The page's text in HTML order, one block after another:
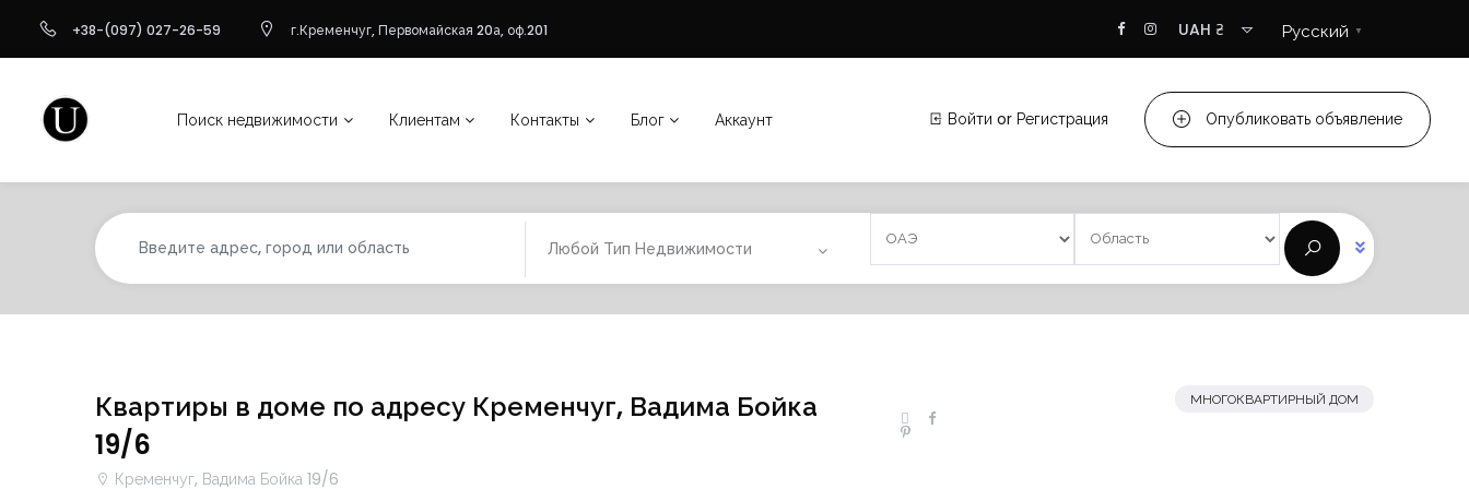
+38-(097) 027-26-59 г.Кременчуг, Первомайская 20а, оф.201 UAH ₴ Русский ▼
Поиск недвижимости Клиентам Контакты Блог Аккаунт Войти or Регистрация Опубликовать объявление
Любой Тип Недвижимости
Квартиры в доме по адресу Кременчуг, Вадима Бойка
19/6
Кременчуг, Вадима Бойка 19/6
МНОГОКВАРТИРНЫЙ ДОМ